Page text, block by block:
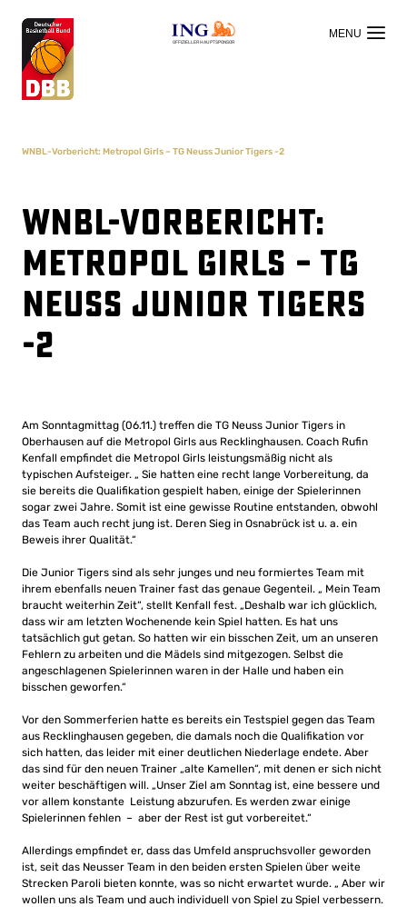
OFFIZIELLER HAUPTSPONSOR
WNBL-Vorbericht: Metropol Girls – TG Neuss Junior Tigers -2
WNBL-Vorbericht:
Metropol Girls – TG
Neuss Junior Tigers
-2
Am Sonntagmittag (06.11.) treffen die TG Neuss Junior Tigers in
Oberhausen auf die Metropol Girls aus Recklinghausen. Coach Rufin
Kenfall empfindet die Metropol Girls leistungsmäßig nicht als
typischen Aufsteiger. „ Sie hatten eine recht lange Vorbereitung, da
sie bereits die Qualifikation gespielt haben, einige der Spielerinnen
sogar zwei Jahre. Somit ist eine gewisse Routine entstanden, obwohl
das Team auch recht jung ist. Deren Sieg in Osnabrück ist u. a. ein
Beweis ihrer Qualität.“
Die Junior Tigers sind als sehr junges und neu formiertes Team mit
ihrem ebenfalls neuen Trainer fast das genaue Gegenteil. „ Mein Team
braucht weiterhin Zeit“, stellt Kenfall fest. „Deshalb war ich glücklich,
dass wir am letzten Wochenende kein Spiel hatten. Es hat uns
tatsächlich gut getan. So hatten wir ein bisschen Zeit, um an unseren
Fehlern zu arbeiten und die Mädels sind mitgezogen. Selbst die
angeschlagenen Spielerinnen waren in der Halle und haben ein
bisschen geworfen.“
Vor den Sommerferien hatte es bereits ein Testspiel gegen das Team
aus Recklinghausen gegeben, die damals noch die Qualifikation vor
sich hatten, das leider mit einer deutlichen Niederlage endete. Aber
das sind für den neuen Trainer „alte Kamellen“, mit denen er sich nicht
weiter beschäftigen will. „Unser Ziel am Sonntag ist, eine bessere und
vor allem konstante Leistung abzurufen. Es werden zwar einige
Spielerinnen fehlen – aber der Rest ist gut vorbereitet.“
Allerdings empfindet er, dass das Umfeld anspruchsvoller geworden
ist, seit das Neusser Team in den beiden ersten Spielen über weite
Strecken Paroli bieten konnte, was so nicht erwartet wurde. „ Aber wir
wollen uns als Team und auch individuell von Spiel zu Spiel verbessern.